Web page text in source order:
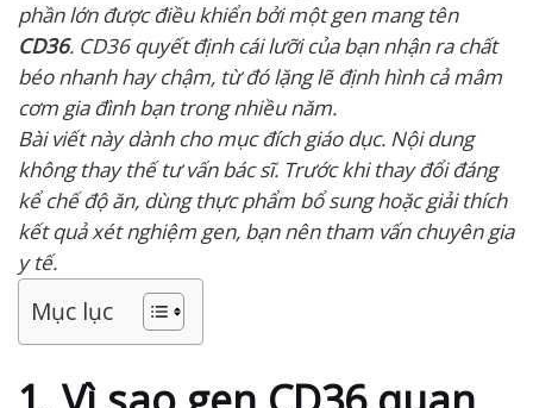
phần lớn được điều khiển bởi một gen mang tên
CD36. CD36 quyết định cái lưỡi của bạn nhận ra chất
béo nhanh hay chậm, từ đó lặng lẽ định hình cả mâm
cơm gia đình bạn trong nhiều năm.
Bài viết này dành cho mục đích giáo dục. Nội dung
không thay thế tư vấn bác sĩ. Trước khi thay đổi đáng
kể chế độ ăn, dùng thực phẩm bổ sung hoặc giải thích
kết quả xét nghiệm gen, bạn nên tham vấn chuyên gia
y tế.
Mục lục